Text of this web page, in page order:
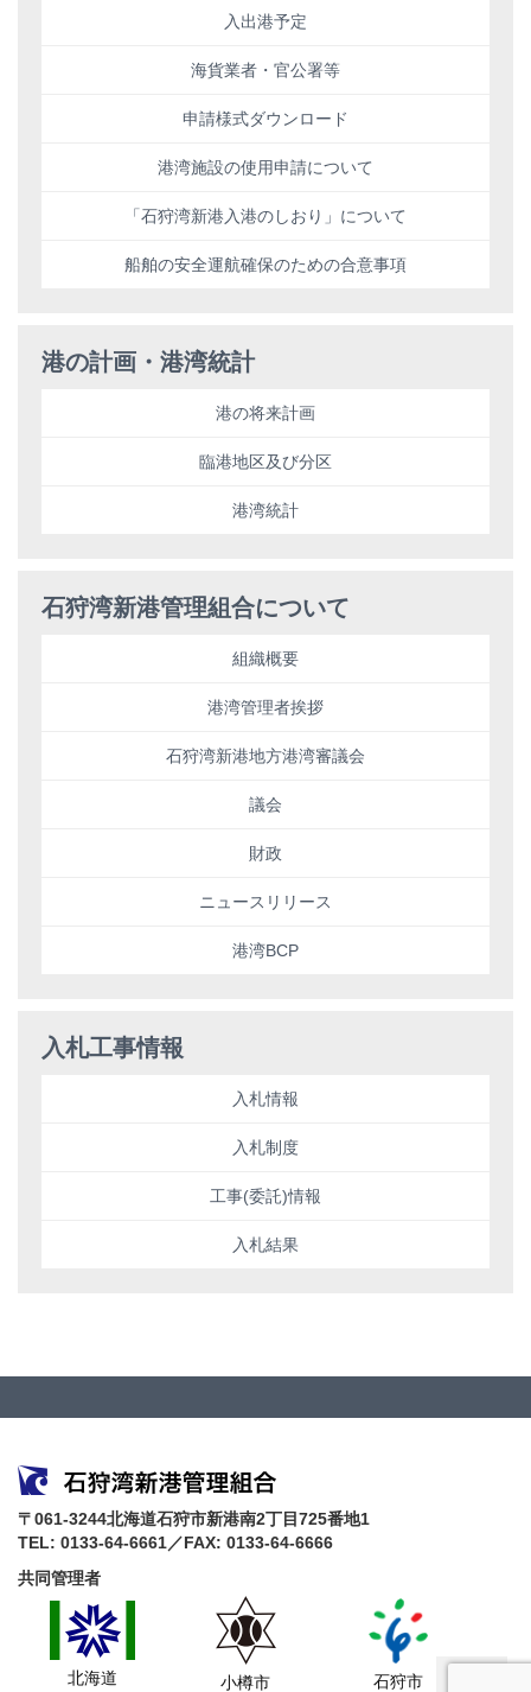
入出港予定
海貨業者・官公署等
申請様式ダウンロード
港湾施設の使用申請について
「石狩湾新港入港のしおり」について
船舶の安全運航確保のための合意事項
港の計画・港湾統計
港の将来計画
臨港地区及び分区
港湾統計
石狩湾新港管理組合について
組織概要
港湾管理者挨拶
石狩湾新港地方港湾審議会
議会
財政
ニュースリリース
港湾BCP
入札工事情報
入札情報
入札制度
工事(委託)情報
入札結果
〒061-3244北海道石狩市新港南2丁目725番地1
TEL: 0133-64-6661／FAX: 0133-64-6666
共同管理者
北海道 小樽市 石狩市